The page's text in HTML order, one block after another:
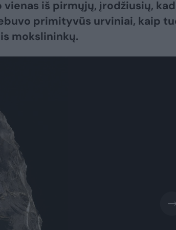
vienas iš pirmųjų, įrodžiusių, kad
primityvūs urviniai, kaip
mokslininkų.